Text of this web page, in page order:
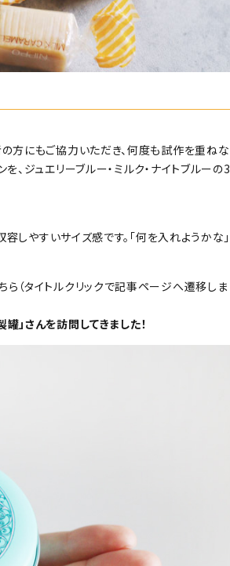
方にもご協力いただき、何度も試作を重ねな
、ジュエリーブルー・ミルク・ナイトブルーの3
やすいサイズ感です。「何を入れようかな」
ら（タイトルクリックで記事ページへ遷移しま
」さんを訪問してきました！